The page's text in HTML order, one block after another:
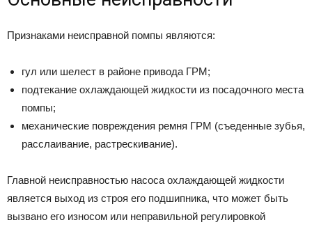
Признаками неисправной помпы являются:
гул или шелест в районе привода ГРМ;
подтекание охлаждающей жидкости из посадочного места
помпы;
механические повреждения ремня ГРМ (съеденные зубья,
расслаивание, растрескивание).
Главной неисправностью насоса охлаждающей жидкости
является выход из строя его подшипника, что может быть
вызвано его износом или неправильной регулировкой